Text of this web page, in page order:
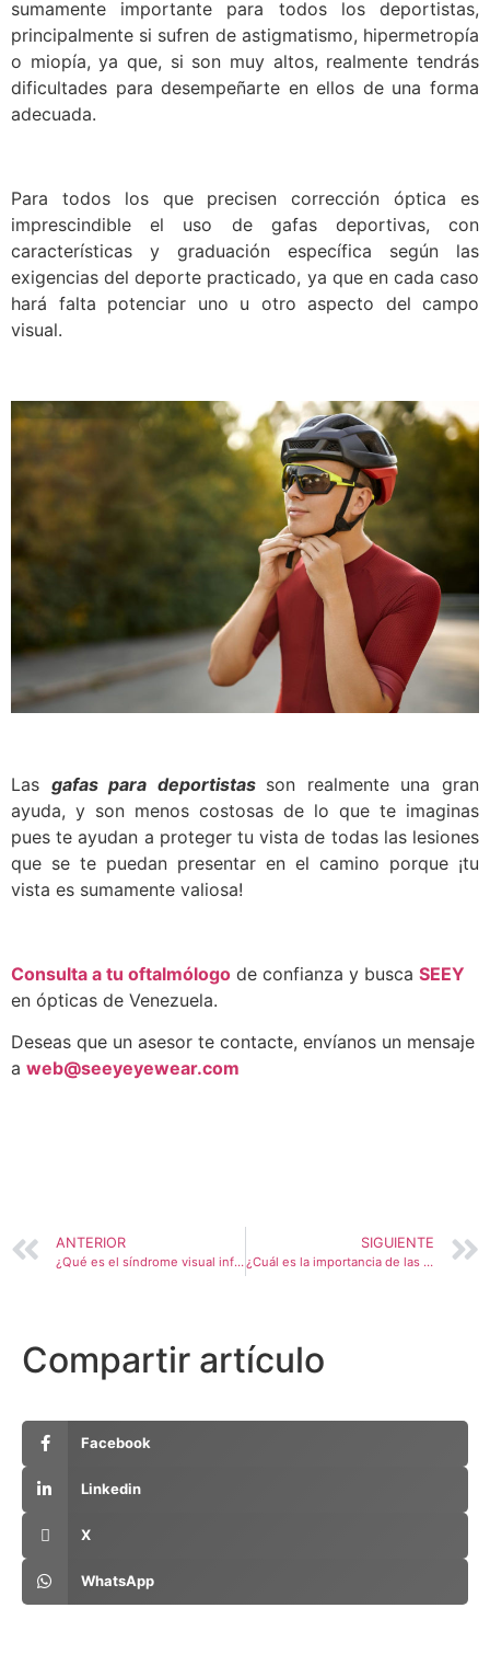
sumamente importante para todos los deportistas,
principalmente si sufren de astigmatismo, hipermetropía
o miopía, ya que, si son muy altos, realmente tendrás
dificultades para desempeñarte en ellos de una forma
adecuada.
Para todos los que precisen corrección óptica es
imprescindible el uso de gafas deportivas, con
características y graduación específica según las
exigencias del deporte practicado, ya que en cada caso
hará falta potenciar uno u otro aspecto del campo
visual.
Las gafas para deportistas son realmente una gran
ayuda, y son menos costosas de lo que te imaginas
pues te ayudan a proteger tu vista de todas las lesiones
que se te puedan presentar en el camino porque ¡tu
vista es sumamente valiosa!
Consulta a tu oftalmólogo de confianza y busca SEEY
en ópticas de Venezuela.
Deseas que un asesor te contacte, envíanos un mensaje
a web@seeyeyewear.com
ANTERIOR
¿Qué es el síndrome visual informático?
SIGUIENTE
¿Cuál es la importancia de las Gafas de Running Graduadas?
Compartir artículo
Facebook
Linkedin
X
WhatsApp